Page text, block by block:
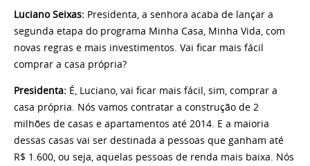
Luciano Seixas: Presidenta, a senhora acaba de lançar a
segunda etapa do programa Minha Casa, Minha Vida, com
novas regras e mais investimentos. Vai ficar mais fácil
comprar a casa própria?
Presidenta: É, Luciano, vai ficar mais fácil, sim, comprar a
casa própria. Nós vamos contratar a construção de 2
milhões de casas e apartamentos até 2014. E a maioria
dessas casas vai ser destinada a pessoas que ganham até
R$ 1.600, ou seja, aquelas pessoas de renda mais baixa. Nós